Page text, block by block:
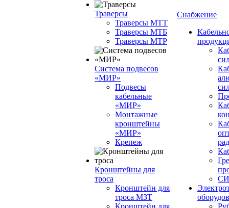
Траверсы
Траверсы МТТ
Траверсы МТБ
Траверсы МТР
Система подвесов
«МИР»
Подвесы
кабельные
«МИР»
Монтажные
кронштейны
«МИР»
Крепеж
Кронштейны для
троса
Кронштейн для
троса МЗТ
Кронштейн для
Снабжение